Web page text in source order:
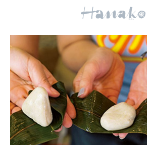
#シュークリーム #パン #カフェ
10
FOOD
おいしい
TRAVEL